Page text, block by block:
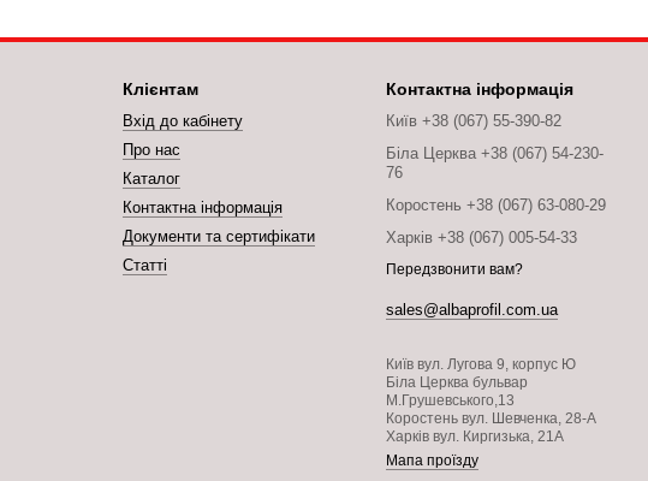
Клієнтам
Вхід до кабінету
Про нас
Каталог
Контактна інформація
Документи та сертифікати
Статті
Контактна інформація
Київ +38 (067) 55-390-82
Біла Церква +38 (067) 54-230-
76
Коростень +38 (067) 63-080-29
Харків +38 (067) 005-54-33
Передзвонити вам?
sales@albaprofil.com.ua
Київ вул. Лугова 9, корпус Ю
Біла Церква бульвар
М.Грушевського,13
Коростень вул. Шевченка, 28-А
Харків вул. Киргизька, 21А
Мапа проїзду